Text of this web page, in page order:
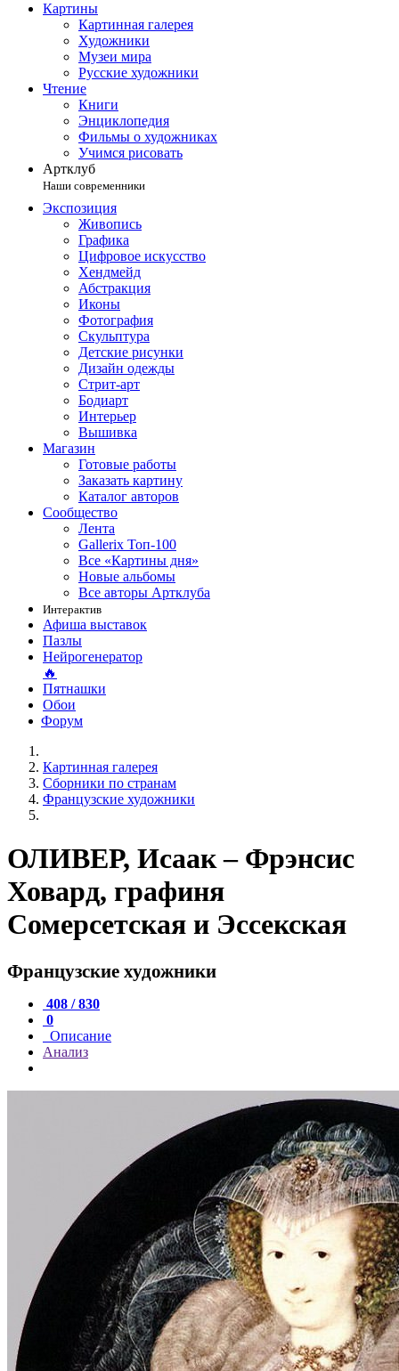
Картины
Картинная галерея
Художники
Музеи мира
Русские художники
Чтение
Книги
Энциклопедия
Фильмы о художниках
Учимся рисовать
Артклуб
Наши современники
Экспозиция
Живопись
Графика
Цифровое искусство
Хендмейд
Абстракция
Иконы
Фотография
Скульптура
Детские рисунки
Дизайн одежды
Стрит-арт
Бодиарт
Интерьер
Вышивка
Магазин
Готовые работы
Заказать картину
Каталог авторов
Сообщество
Лента
Gallerix Топ-100
Все «Картины дня»
Новые альбомы
Все авторы Артклуба
Интерактив
Афиша выставок
Пазлы
Нейрогенератор
🔥
Пятнашки
Обои
Форум
Картинная галерея
Сборники по странам
Французские художники
ОЛИВЕР, Исаак – Фрэнсис
Ховард, графиня
Сомерсетская и Эссекская
Французские художники
408 / 830
0
Описание
Анализ